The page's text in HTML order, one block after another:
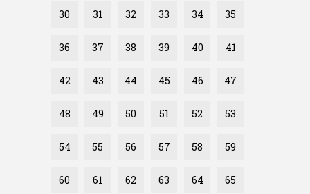
30 31 32 33 34 35
36 37 38 39 40 41
42 43 44 45 46 47
48 49 50 51 52 53
54 55 56 57 58 59
60 61 62 63 64 65